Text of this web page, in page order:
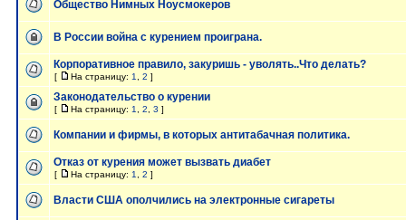
Общество Нимных Ноусмокеров
В России война с курением проиграна.
Корпоративное правило, закуришь - уволять..Что делать?
[ На страницу: 1 2 ]
Законодательство о курении
[ На страницу: 1 2 3 ]
Компании и фирмы, в которых антитабачная политика.
Отказ от курения может вызвать диабет
[ На страницу: 1 2 ]
Власти США ополчились на электронные сигареты